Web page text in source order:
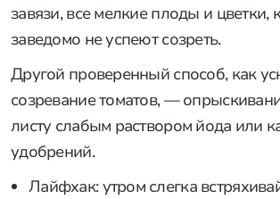
завязи, все мелкие плоды и цветки,
заведомо не успеют созреть.
Другой проверенный способ, как
созревание томатов, —
листу слабым раствором йода или
удобрений.
Лайфхак: утром слегка